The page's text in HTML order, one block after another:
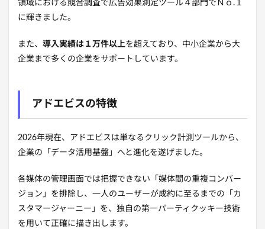
領域における競合調査で広告効果測定ツール４部門でＮｏ.１
に輝きました。
また、 導入実績は１万件以上を超えており、中小企業から大
企業まで多くの企業をサポートしています。
アドエビスの特徴
2026年現在、アドエビスは単なるクリック計測ツールから、
企業の「データ活用基盤」へと進化を遂げました。
各媒体の管理画面では把握できない「媒体間の重複コンバー
ジョン」を排除し、一人のユーザーが成約に至るまでの「カ
スタマージャーニー」を、独自の第一パーティクッキー技術
を用いて正確に描き出します。